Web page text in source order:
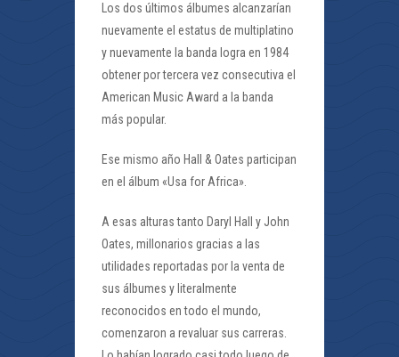
Los dos últimos álbumes alcanzarían
nuevamente el estatus de multiplatino
y nuevamente la banda logra en 1984
obtener por tercera vez consecutiva el
American Music Award a la banda
más popular.
Ese mismo año Hall & Oates participan
en el álbum «Usa for Africa».
A esas alturas tanto Daryl Hall y John
Oates, millonarios gracias a las
utilidades reportadas por la venta de
sus álbumes y literalmente
reconocidos en todo el mundo,
comenzaron a revaluar sus carreras.